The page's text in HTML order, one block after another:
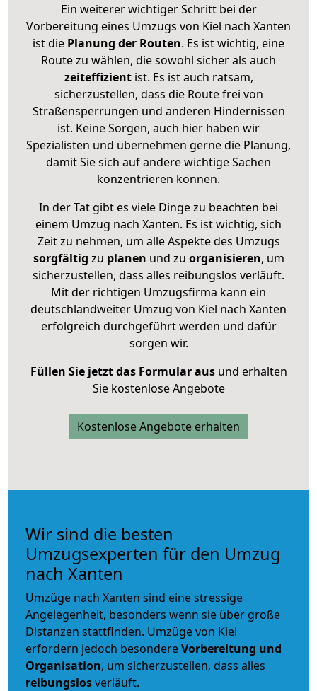
Ein weiterer wichtiger Schritt bei der
Vorbereitung eines Umzugs von Kiel nach Xanten
ist die Planung der Routen. Es ist wichtig, eine
Route zu wählen, die sowohl sicher als auch
zeiteffizientist. Es ist auch ratsam,
sicherzustellen, dass die Route frei von
Straßensperrungen und anderen Hindernissen
ist. Keine Sorgen, auch hier haben wir
Spezialisten und übernehmen gerne die Planung,
damit Sie sich auf andere wichtige Sachen
konzentrieren können.
In der Tat gibt es viele Dinge zu beachten bei
einem Umzug nach Xanten. Es ist wichtig, sich
Zeit zu nehmen, um alle Aspekte des Umzugs
sorgfältig zu planen und zu organisieren, um
sicherzustellen, dass alles reibungslos verläuft.
Mit der richtigen Umzugsfirma kann ein
deutschlandweiter Umzug von Kiel nach Xanten
erfolgreich durchgeführt werden und dafür
sorgen wir.
Füllen Sie jetzt das Formular ausund erhalten
Sie kostenlose Angebote
Kostenlose Angebote erhalten
Wir sind die besten
Umzugsexperten für den Umzug
nach Xanten
Umzüge nach Xanten sind eine stressige
Angelegenheit, besonders wenn sie über große
Distanzen stattfinden. Umzüge von Kiel
erfordern jedoch besondereVorbereitung und
Organisation, um sicherzustellen, dass alles
reibungslosverläuft.